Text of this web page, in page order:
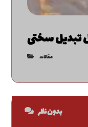
تبدیل سختی
مقالات
بدون نظر